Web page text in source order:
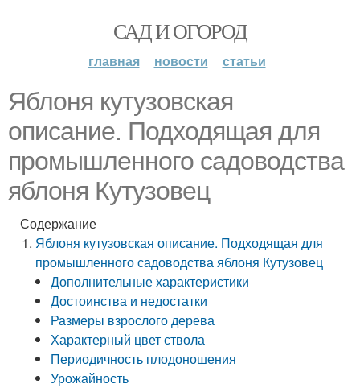
САД И ОГОРОД
главная новости статьи
Яблоня кутузовская
описание. Подходящая для
промышленного садоводства
яблоня Кутузовец
Содержание
Яблоня кутузовская описание. Подходящая для
промышленного садоводства яблоня Кутузовец
Дополнительные характеристики
Достоинства и недостатки
Размеры взрослого дерева
Характерный цвет ствола
Периодичность плодоношения
Урожайность